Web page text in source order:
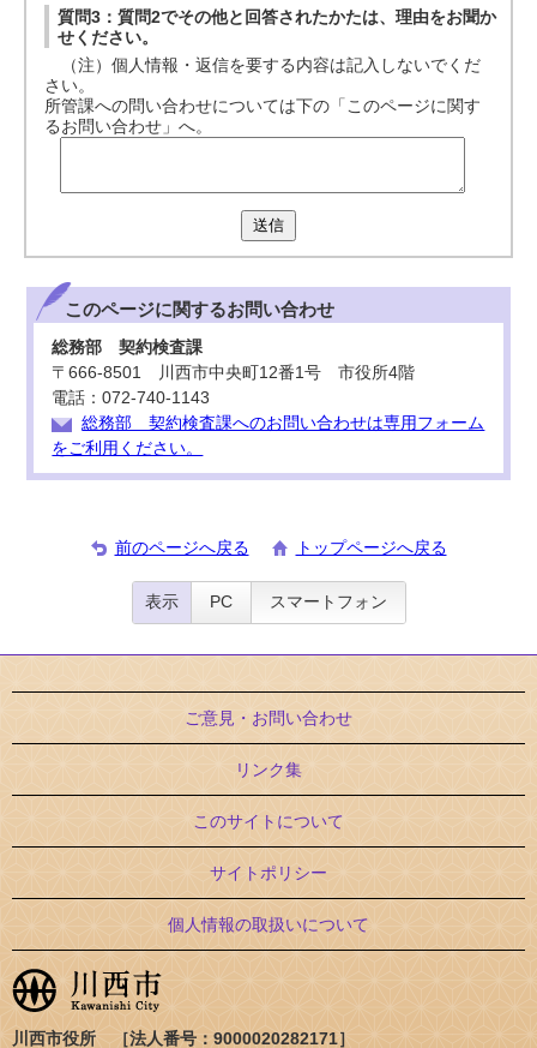
質問3：質問2でその他と回答されたかたは、理由をお聞か
せください。
（注）個人情報・返信を要する内容は記入しないでくだ
さい。
所管課への問い合わせについては下の「このページに関す
るお問い合わせ」へ。
送信
このページに関するお問い合わせ
総務部 契約検査課
〒666-8501 川西市中央町12番1号 市役所4階
電話：072-740-1143
総務部 契約検査課へのお問い合わせは専用フォーム
をご利用ください。
前のページへ戻る トップページへ戻る
表示 PC スマートフォン
ご意見・お問い合わせ
リンク集
このサイトについて
サイトポリシー
個人情報の取扱いについて
川西市役所 ［法人番号：9000020282171］